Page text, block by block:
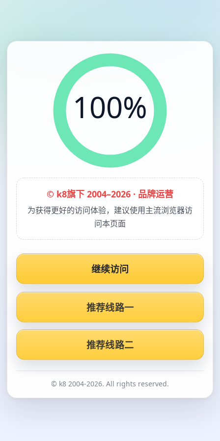
100%
© k8旗下 2004–2026 · 品牌运营
为获得更好的访问体验，建议使用主流浏览器访
问本页面
继续访问
推荐线路一
推荐线路二
© k8 2004-2026. All rights reserved.